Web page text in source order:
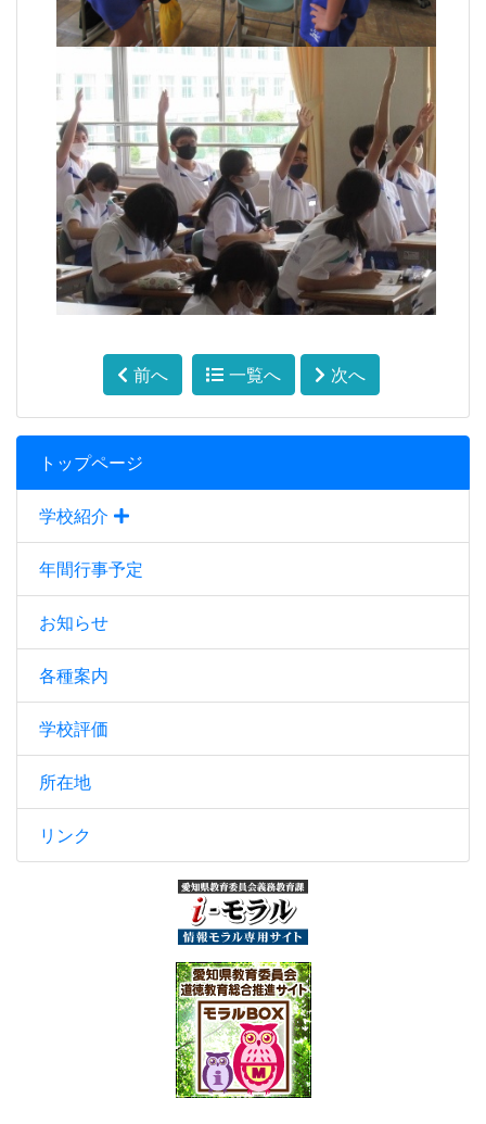
トップページ
学校紹介
年間行事予定
お知らせ
各種案内
学校評価
所在地
リンク
前へ 一覧へ 次へ